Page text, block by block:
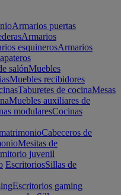
Armarios puertas
Armarios
esquinerosArmarios
salónMuebles
Muebles recibidores
Taburetes de cocinaMesas
Muebles auxiliares de
modularesCocinas
Cabeceros de
Mesitas de
juvenil
EscritoriosSillas de
Escritorios gaming